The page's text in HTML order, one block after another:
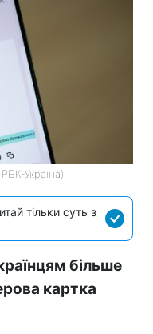
Україна)
тільки суть з
більше
картка